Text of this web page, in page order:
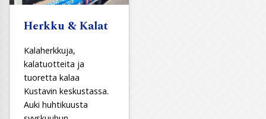
Herkku & Kalat
Kalaherkkuja,
kalatuotteita ja
tuoretta kalaa
Kustavin keskustassa.
Auki huhtikuusta